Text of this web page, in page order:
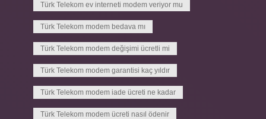
Türk Telekom ev interneti modem veriyor mu
Türk Telekom modem bedava mı
Türk Telekom modem değişimi ücretli mi
Türk Telekom modem garantisi kaç yıldır
Türk Telekom modem iade ücreti ne kadar
Türk Telekom modem ücreti nasıl ödenir